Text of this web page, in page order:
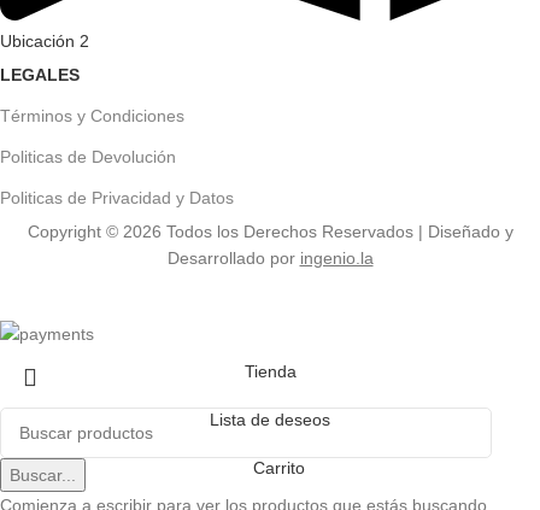
Ubicación 2
LEGALES
Términos y Condiciones
Politicas de Devolución
Politicas de Privacidad y Datos
Copyright © 2026 Todos los Derechos Reservados | Diseñado y
Desarrollado por ingenio.la
Buscar...
Comienza a escribir para ver los productos que estás buscando.
Tienda
Lista de deseos
Carrito